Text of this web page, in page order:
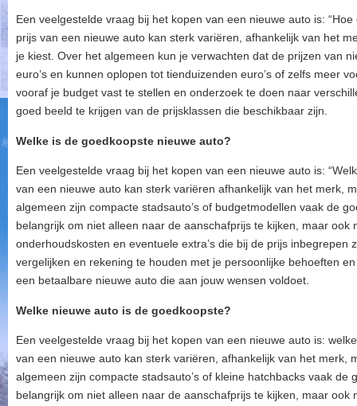
Een veelgestelde vraag bij het kopen van een nieuwe auto is:
prijs van een nieuwe auto kan sterk variëren, afhankelijk van het
je kiest. Over het algemeen kun je verwachten dat de prijzen van
euro’s en kunnen oplopen tot tienduizenden euro’s of zelfs meer
vooraf je budget vast te stellen en onderzoek te doen naar
goed beeld te krijgen van de prijsklassen die beschikbaar zijn.
Welke is de goedkoopste nieuwe auto?
Een veelgestelde vraag bij het kopen van een nieuwe auto is:
van een nieuwe auto kan sterk variëren afhankelijk van het merk,
algemeen zijn compacte stadsauto’s of budgetmodellen vaak de
belangrijk om niet alleen naar de aanschafprijs te kijken, maar
onderhoudskosten en eventuele extra’s die bij de prijs inbegrepen
vergelijken en rekening te houden met je persoonlijke behoeften
een betaalbare nieuwe auto die aan jouw wensen voldoet.
Welke nieuwe auto is de goedkoopste?
Een veelgestelde vraag bij het kopen van een nieuwe auto is:
van een nieuwe auto kan sterk variëren, afhankelijk van het merk,
algemeen zijn compacte stadsauto’s of kleine hatchbacks vaak de
belangrijk om niet alleen naar de aanschafprijs te kijken, maar